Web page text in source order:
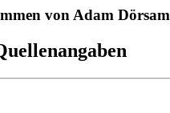
von Adam Dörsam